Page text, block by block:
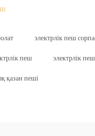
электрлік пеш
пеш
электрлік
қазан пеші